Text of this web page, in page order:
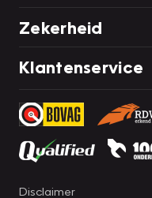
Zekerheid
Klantenservice
Disclaimer